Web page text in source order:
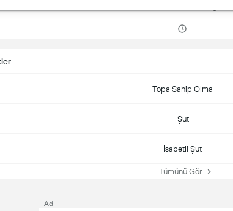
Topa Sahip Olma
Şut
İsabetli Şut
Tümünü Gör
Ad